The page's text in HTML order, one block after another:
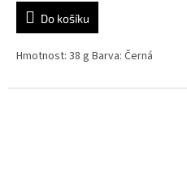
Do košíku
Hmotnost: 38 g Barva: Černá